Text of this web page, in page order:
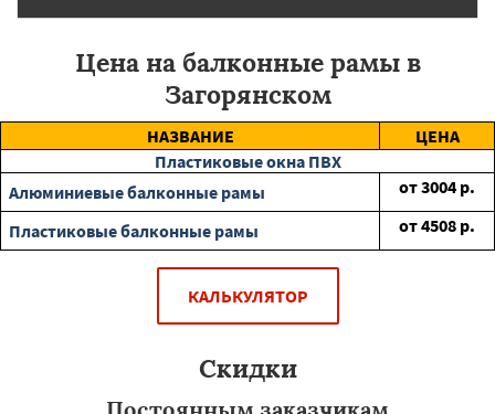
Цена на балконные рамы в
Загорянском
НАЗВАНИЕ
ЦЕНА
Пластиковые окна ПВХ
Алюминиевые балконные рамы
от3004 р.
Пластиковые балконные рамы
от4508 р.
КАЛЬКУЛЯТОР
Скидки